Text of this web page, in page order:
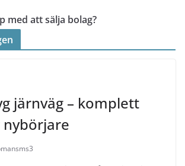
med att sälja bolag?
järnväg – komplett